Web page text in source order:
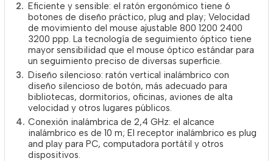
Eficiente y sensible: el ratón ergonómico tiene 6
botones de diseño práctico, plug and play; Velocidad
de movimiento del mouse ajustable 800 1200 2400
3200 ppp. La tecnología de seguimiento óptico tiene
mayor sensibilidad que el mouse óptico estándar para
un seguimiento preciso de diversas superficie.
Diseño silencioso: ratón vertical inalámbrico con
diseño silencioso de botón, más adecuado para
bibliotecas, dormitorios, oficinas, aviones de alta
velocidad y otros lugares públicos.
Conexión inalámbrica de 2,4 GHz: el alcance
inalámbrico es de 10 m; El receptor inalámbrico es plug
and play para PC, computadora portátil y otros
dispositivos.